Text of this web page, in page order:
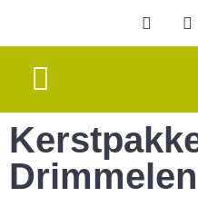
Drimmelen